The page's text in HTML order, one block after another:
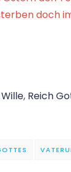
doch
, Reich